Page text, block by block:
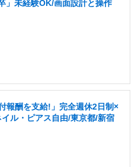
」未経験OK/画面設計と操作
報酬を支給!」完全週休2日制×
ル・ピアス自由/東京都/新宿